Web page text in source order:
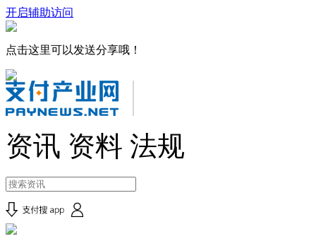
开启辅助访问
点击这里可以发送分享哦！
资讯 资料 法规